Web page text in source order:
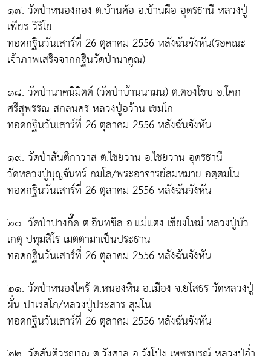
๑๗. วัดป่าหนองกอง ต.บ้านค้อ อ.บ้านผือ อุดรธานี หลวงปู่
เพียร วิริโย
ทอดกฐินวันเสาร์ที่ 26 ตุลาคม 2556 หลังฉันจังหัน(รอคณะ
เจ้าภาพเสร็จจากกฐินวัดป่านาคูณ)
๑๘. วัดป่านาคนิมิตต์ (วัดป่าบ้านนามน) ต.ตองโขบ อ.โคก
ศรีสุพรรณ สกลนคร หลวงปู่อว้าน เขมโก
ทอดกฐินวันเสาร์ที่ 26 ตุลาคม 2556 หลังฉันจังหัน
๑๙. วัดป่าสันติกาวาส ต.ไชยวาน อ.ไชยวาน อุดรธานี
วัดหลวงปู่บุญจันทร์ กมโล/พระอาจารย์สมหมาย อตฺตมโน
ทอดกฐินวันเสาร์ที่ 26 ตุลาคม 2556 หลังฉันจังหัน
๒๐. วัดป่าปางกึ๊ด ต.อินทขิล อ.แม่แตง เชียงใหม่ หลวงปู่บัว
เกตุ ปทุมสิโร เมตตามาเป็นประธาน
ทอดกฐินวันเสาร์ที่ 26 ตุลาคม 2556 หลังฉันจังหัน
๒๑. วัดป่าหนองไคร้ ต.หนองหิน อ.เมือง จ.ยโสธร วัดหลวงปู่
ผั่น ปาเรสโก/หลวงปู่ประสาร สุมโน
ทอดกฐินวันเสาร์ที่ 26 ตุลาคม 2556 หลังฉันจังหัน